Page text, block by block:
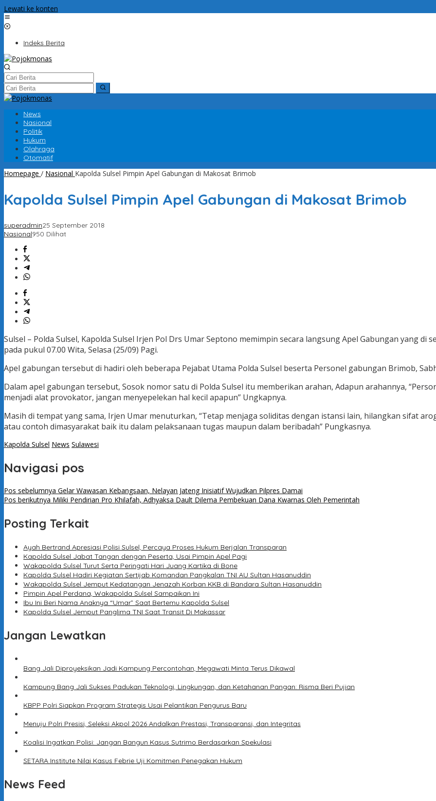
Lewati ke konten
Indeks Berita
News
Nasional
Politik
Hukum
Olahraga
Otomatif
Homepage / Nasional Kapolda Sulsel Pimpin Apel Gabungan di Makosat Brimob
Kapolda Sulsel Pimpin Apel Gabungan di Makosat Brimob
superadmin25 September 2018
Nasional950 Dilihat
Sulsel – Polda Sulsel, Kapolda Sulsel Irjen Pol Drs Umar Septono memimpin secara langsung Apel Gabungan yang di
pada pukul 07.00 Wita, Selasa (25/09) Pagi.
Apel gabungan tersebut di hadiri oleh beberapa Pejabat Utama Polda Sulsel beserta Personel gabungan Brimob,
Dalam apel gabungan tersebut, Sosok nomor satu di Polda Sulsel itu memberikan arahan, Adapun arahannya,
menjadi alat provokator, jangan menyepelekan hal kecil apapun” Ungkapnya.
Masih di tempat yang sama, Irjen Umar menuturkan, “Tetap menjaga soliditas dengan istansi lain, hilangkan sifat
atau contoh dimasyarakat baik itu dalam pelaksanaan tugas maupun dalam beribadah” Pungkasnya.
Kapolda Sulsel News Sulawesi
Navigasi pos
Pos sebelumnya Gelar Wawasan Kebangsaan, Nelayan Jateng Inisiatif Wujudkan Pilpres Damai
Pos berikutnya Miliki Pendirian Pro Khilafah, Adhyaksa Dault Dilema Pembekuan Dana Kwarnas Oleh Pemerintah
Posting Terkait
Ayah Bertrand Apresiasi Polisi Sulsel, Percaya Proses Hukum Berjalan Transparan
Kapolda Sulsel Jabat Tangan dengan Peserta, Usai Pimpin Apel Pagi
Wakapolda Sulsel Turut Serta Peringati Hari Juang Kartika di Bone
Kapolda Sulsel Hadiri Kegiatan Sertijab Komandan Pangkalan TNI AU Sultan Hasanuddin
Wakapolda Sulsel Jemput Kedatangan Jenazah Korban KKB di Bandara Sultan Hasanuddin
Pimpin Apel Perdana, Wakapolda Sulsel Sampaikan Ini
Ibu Ini Beri Nama Anaknya “Umar” Saat Bertemu Kapolda Sulsel
Kapolda Sulsel Jemput Panglima TNI Saat Transit Di Makassar
Jangan Lewatkan
Bang Jali Diproyeksikan Jadi Kampung Percontohan, Megawati Minta Terus Dikawal
Kampung Bang Jali Sukses Padukan Teknologi, Lingkungan, dan Ketahanan Pangan: Risma Beri Pujian
KBPP Polri Siapkan Program Strategis Usai Pelantikan Pengurus Baru
Menuju Polri Presisi, Seleksi Akpol 2026 Andalkan Prestasi, Transparansi, dan Integritas
Koalisi Ingatkan Polisi: Jangan Bangun Kasus Sutrimo Berdasarkan Spekulasi
SETARA Institute Nilai Kasus Febrie Uji Komitmen Penegakan Hukum
News Feed